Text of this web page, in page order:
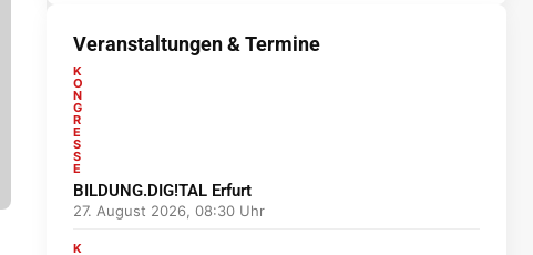
Veranstaltungen & Termine
K
O
N
G
R
E
S
S
E
BILDUNG.DIG!TAL Erfurt
27. August 2026, 08:30 Uhr
K